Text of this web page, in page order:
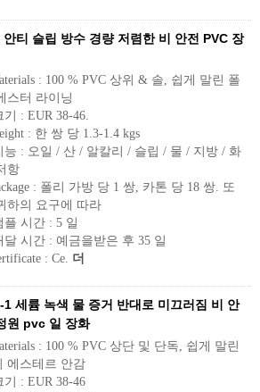
안티 슬립 방수 경량 저렴한 비 안전 PVC 장
: 100 % PVC 상위 & 솔, 쉽게 말린 폴
스터 라이닝
기 : EUR 38-46.
: 한 쌍 당 1.3-1.4 kgs
능 : 오일 / 산 / 알칼리 / 슬립 / 물 / 지방 / 화
항
: 폴리 가방 당 1 쌍, 카톤 당 18 쌍. 또
하의 요구에 따라
플 시간 : 5 일
달 시간 : 예금을받은 후 35 일
: Ce. 더
1 세륨 녹색 물 증거 반대로 미끄러짐 비 안
원 pvc 일 장화
: 100 % PVC 상단 및 단독, 쉽게 말린
에스테르 안감
기 : EUR 38-46